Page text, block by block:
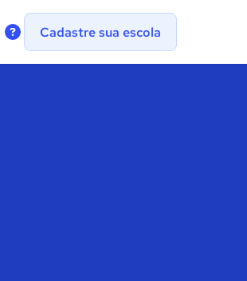
Contate-
no
Cadastre sua escola